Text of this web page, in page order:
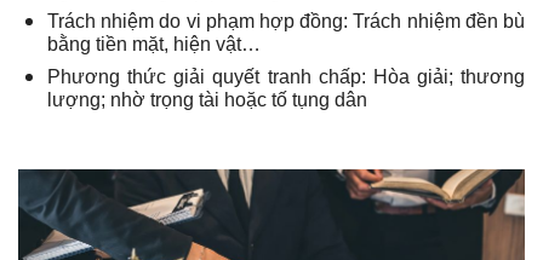
Trách nhiệm do vi phạm hợp đồng: Trách nhiệm đền bù
bằng tiền mặt, hiện vật…
Phương thức giải quyết tranh chấp: Hòa giải; thương
lượng; nhờ trọng tài hoặc tố tụng dân